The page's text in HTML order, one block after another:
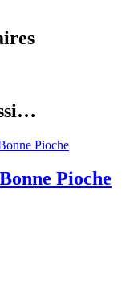
Pioche